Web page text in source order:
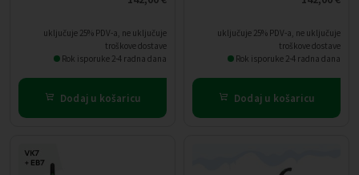
uključuje 25% PDV-a, ne uključuje
troškove dostave
Rok isporuke 2-4 radna dana
Dodaj u košaricu
uključuje 25% PDV-a, ne uključuje
troškove dostave
Rok isporuke 2-4 radna dana
Dodaj u košaricu